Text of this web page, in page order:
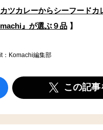
ツカレーからシーフードカ
』が選ぶ９品】
Komachi編集部
この記事